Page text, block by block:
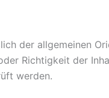
der allgemeinen
Richtigkeit der
werden.